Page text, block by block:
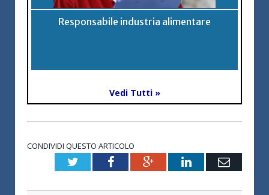
Responsabile industria alimentare
Vedi Tutti »
CONDIVIDI QUESTO ARTICOLO
TwitterFacebookGoogle+LinkedInEmail